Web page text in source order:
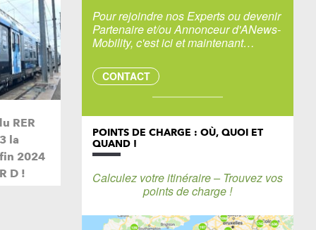
RER
la
2024
D !
Pour rejoindre nos Experts ou devenir
Partenaire et/ou Annonceur d'ANews-
Mobility, c'est ici et maintenant…
CONTACT
POINTS DE CHARGE : OÙ, QUOI ET
QUAND !
Calculez votre itinéraire – Trouvez vos
points de charge !